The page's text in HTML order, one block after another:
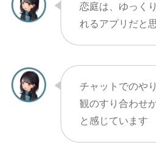
恋庭は、ゆっく
れるアプリだと
チャットでのや
観のすり合わせ
と感じています